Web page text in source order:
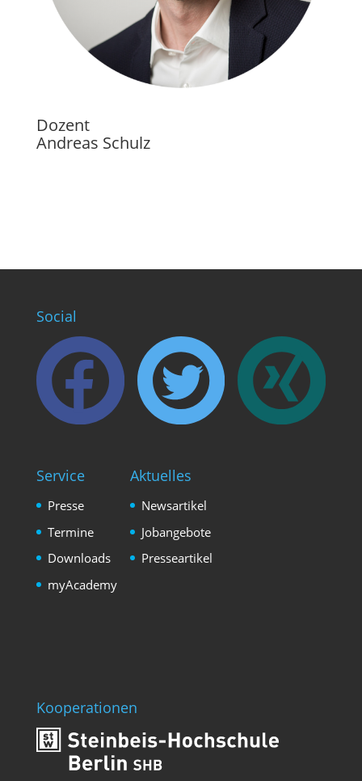
Dozent
Andreas Schulz
Social
Service
Presse
Termine
Downloads
myAcademy
Aktuelles
Newsartikel
Jobangebote
Presseartikel
Kooperationen